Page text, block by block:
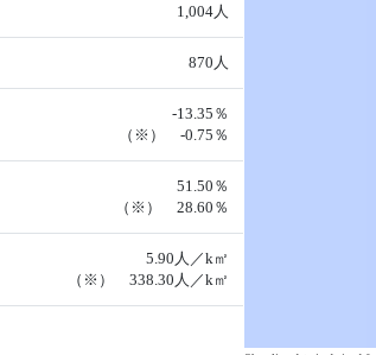
1,004人
870人
-13.35％
（※） -0.75％
51.50％
（※） 28.60％
5.90人／k㎡
（※） 338.30人／k㎡